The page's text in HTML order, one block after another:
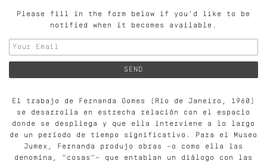
Please fill in the form below if you'd like to be
notified when it becomes available.
El trabajo de Fernanda Gomes (Río de Janeiro, 1960)
se desarrolla en estrecha relación con el espacio
donde se despliega y que ella interviene a lo largo
de un período de tiempo significativo. Para el Museo
Jumex, Fernanda produjo obras —o como ella las
denomina, “cosas”— que entablan un diálogo con las